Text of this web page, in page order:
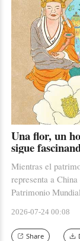
Una flor, un
sigue
Mientras el
representa a
Patrimonio
2026-07-24 00:08
Share